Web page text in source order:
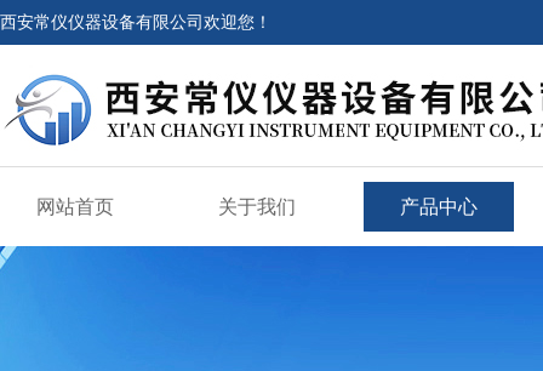
西安常仪仪器设备有限公司欢迎您！
网站首页 关于我们 产品中心